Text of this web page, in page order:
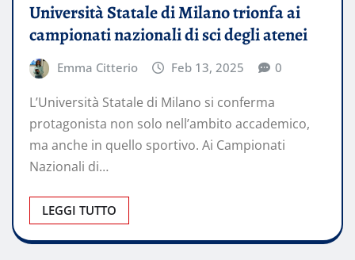
Università Statale di Milano trionfa ai
campionati nazionali di sci degli atenei
Emma Citterio Feb 13, 2025 0
L’Università Statale di Milano si conferma
protagonista non solo nell’ambito accademico,
ma anche in quello sportivo. Ai Campionati
Nazionali di…
LEGGI TUTTO